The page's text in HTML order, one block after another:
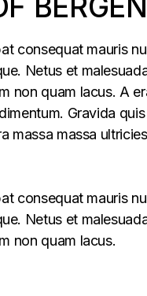
consequat mauris
Netus et
non quam lacus. A
Gravida
massa massa
consequat mauris
Netus et
non quam lacus.